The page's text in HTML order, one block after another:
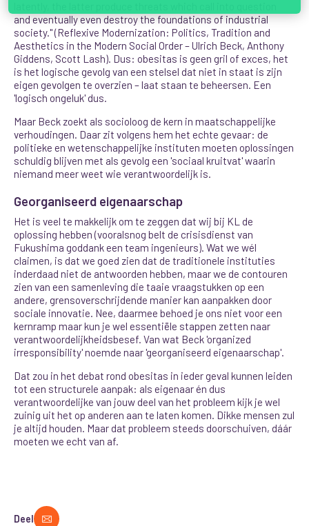
and eventually even destroy the foundations of industrial
society." (Reflexive Modernization: Politics, Tradition and
Aesthetics in the Modern Social Order – Ulrich Beck, Anthony
Giddens, Scott Lash). Dus: obesitas is geen gril of exces, het
is het logische gevolg van een stelsel dat niet in staat is zijn
eigen gevolgen te overzien – laat staan te beheersen. Een
'logisch ongeluk' dus.
Maar Beck zoekt als socioloog de kern in maatschappelijke
verhoudingen. Daar zit volgens hem het echte gevaar: de
politieke en wetenschappelijke instituten moeten oplossingen
schuldig blijven met als gevolg een 'sociaal kruitvat' waarin
niemand meer weet wie verantwoordelijk is.
Georganiseerd eigenaarschap
Het is veel te makkelijk om te zeggen dat wij bij KL de
oplossing hebben (vooralsnog belt de crisisdienst van
Fukushima goddank een team ingenieurs). Wat we wél
claimen, is dat we goed zien dat de traditionele instituties
inderdaad niet de antwoorden hebben, maar we de contouren
zien van een samenleving die taaie vraagstukken op een
andere, grensoverschrijdende manier kan aanpakken door
sociale innovatie. Nee, daarmee behoed je ons niet voor een
kernramp maar kun je wel essentiële stappen zetten naar
verantwoordelijkheidsbesef. Van wat Beck 'organized
irresponsibility' noemde naar 'georganiseerd eigenaarschap'.
Dat zou in het debat rond obesitas in ieder geval kunnen leiden
tot een structurele aanpak: als eigenaar én dus
verantwoordelijke van jouw deel van het probleem kijk je wel
zuinig uit het op anderen aan te laten komen. Dikke mensen zul
je altijd houden. Maar dat probleem steeds doorschuiven, dáár
moeten we echt van af.
Deel